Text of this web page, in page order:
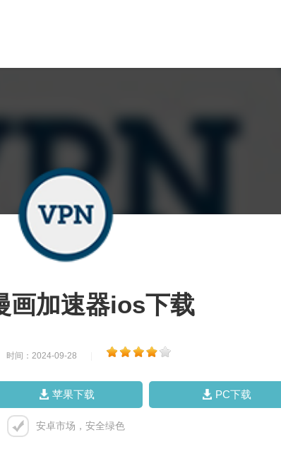
画加速器ios下载
时间：2024-09-28
苹果下载 PC下载
安卓市场，安全绿色